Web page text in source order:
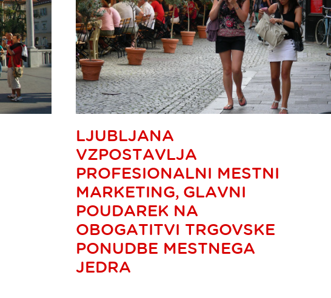
LJUBLJANA
VZPOSTAVLJA
PROFESIONALNI MESTNI
MARKETING, GLAVNI
POUDAREK NA
OBOGATITVI TRGOVSKE
PONUDBE MESTNEGA
JEDRA